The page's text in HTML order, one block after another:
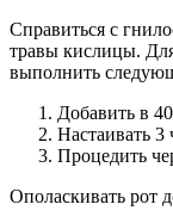
Справиться с
травы кислицы.
выполнить
Добавить в
Настаивать 3
Процедить
Ополаскивать рот